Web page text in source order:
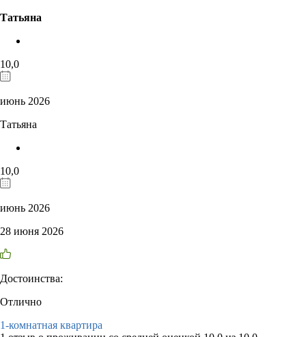
Татьяна
10,0
июнь 2026
Татьяна
10,0
июнь 2026
28 июня 2026
Достоинства:
Отлично
1-комнатная квартира